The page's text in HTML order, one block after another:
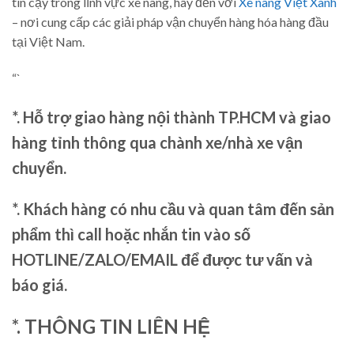
– nơi cung cấp các giải pháp vận chuyển hàng hóa hàng đầu
tại Việt Nam.
“`
*. Hỗ trợ giao hàng nội thành TP.HCM và giao
hàng tỉnh thông qua chành xe/nhà xe vận
chuyển.
*. Khách hàng có nhu cầu và quan tâm đến sản
phẩm thì call hoặc nhắn tin vào số
HOTLINE/ZALO/EMAIL để được tư vấn và
báo giá.
*. THÔNG TIN LIÊN HỆ